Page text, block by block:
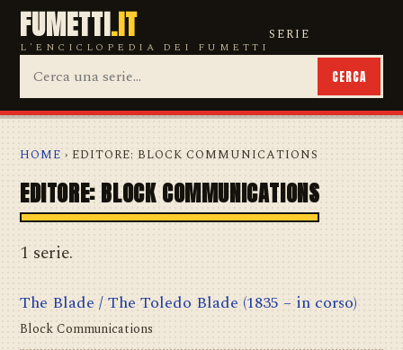
FUMETTI.IT
L'ENCICLOPEDIA DEI FUMETTI
SERIE
CERCA
HOME › EDITORE: BLOCK COMMUNICATIONS
EDITORE: BLOCK COMMUNICATIONS
1 serie.
The Blade / The Toledo Blade (1835 – in corso)
Block Communications